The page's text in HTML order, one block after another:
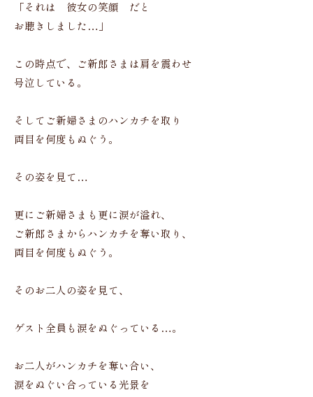
「それは 彼女の笑顔 だと
お聴きしました…」
この時点で、ご新郎さまは肩を震わせ
号泣している。
そしてご新婦さまのハンカチを取り
両目を何度もぬぐう。
その姿を見て…
更にご新婦さまも更に涙が溢れ、
ご新郎さまからハンカチを奪い取り、
両目を何度もぬぐう。
そのお二人の姿を見て、
ゲスト全員も涙をぬぐっている…。
お二人がハンカチを奪い合い、
涙をぬぐい合っている光景を